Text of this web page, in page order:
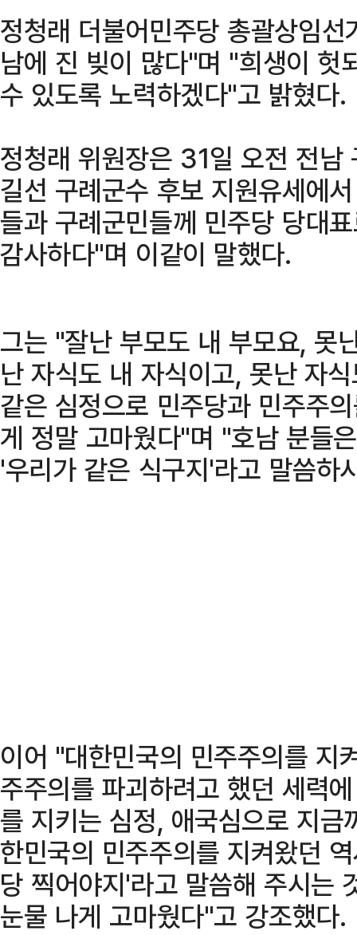
정청래 더불어민주당 총괄상임
남에 진 빚이 많다"며 "희생이 헛
수 있도록 노력하겠다"고 밝혔다.
정청래 위원장은 31일 오전 전남
길선 구례군수 후보 지원유세에
들과 구례군민들께 민주당 당대
감사하다"며 이같이 말했다.
그는 "잘난 부모도 내 부모요, 못
난 자식도 내 자식이고, 못난 자
같은 심정으로 민주당과 민주주
게 정말 고마웠다"며 "호남 분들
'우리가 같은 식구지'라고 말씀하
이어 "대한민국의 민주주의를 지
주주의를 파괴하려고 했던 세력
를 지키는 심정, 애국심으로 지
한민국의 민주주의를 지켜왔던
당 찍어야지'라고 말씀해 주시는
눈물 나게 고마웠다"고 강조했다.